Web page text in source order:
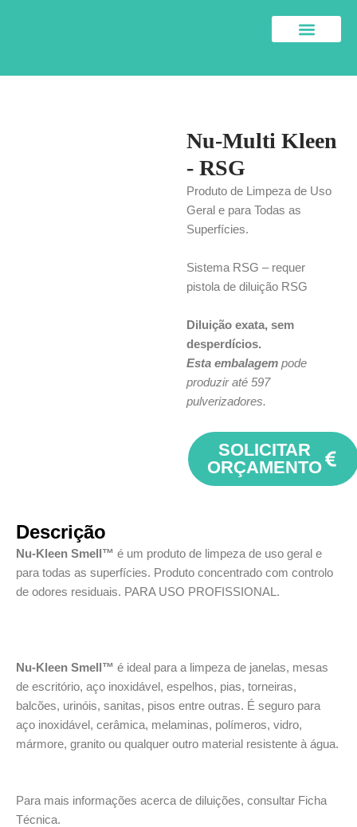
Nu-Multi Kleen
- RSG
Produto de Limpeza de Uso
Geral e para Todas as
Superfícies.
Sistema RSG – requer
pistola de diluição RSG
Diluição exata, sem
desperdícios.
Esta embalagem pode
produzir até 597
pulverizadores.
SOLICITAR
ORÇAMENTO
Descrição
Nu-Kleen Smell™ é um produto de limpeza de uso geral e
para todas as superfícies. Produto concentrado com controlo
de odores residuais. PARA USO PROFISSIONAL.
Nu-Kleen Smell™ é ideal para a limpeza de janelas, mesas
de escritório, aço inoxidável, espelhos, pias, torneiras,
balcões, urinóis, sanitas, pisos entre outras. É seguro para
aço inoxidável, cerâmica, melaminas, polímeros, vidro,
mármore, granito ou qualquer outro material resistente à água.
Para mais informações acerca de diluições, consultar Ficha
Técnica.